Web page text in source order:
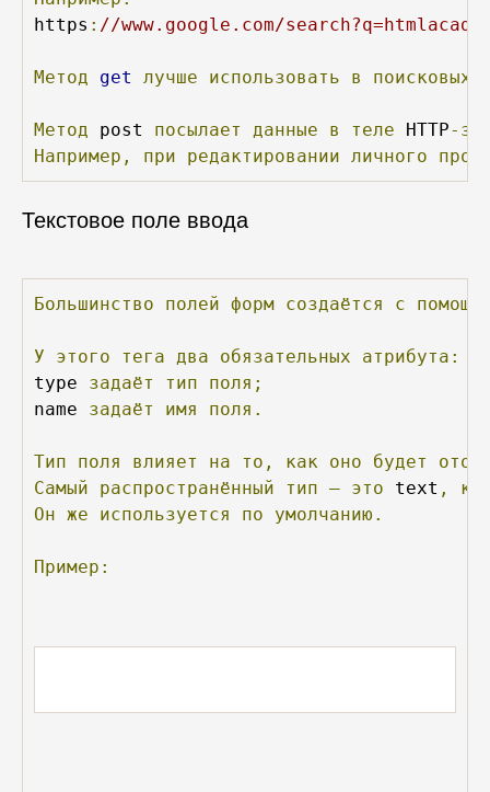
https : //www.google.com/
Метод get лучше использовать в поисковых
Метод post посылает данные в теле HTTP-
Например,
при редактировании личного
Текстовое поле ввода
Большинство полей форм создаётся с
У этого тега два обязательных
атрибута:
type задаёт тип
поля;
name задаёт имя поля.
Тип поля влияет на то, как оно будет
Самый
распространённый тип — это text ,
Он же используется по умолчанию.
Пример: